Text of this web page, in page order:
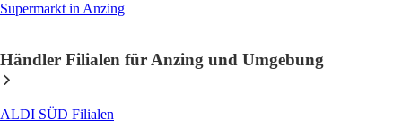
Supermarkt in Anzing
Händler Filialen für Anzing und Umgebung
ALDI SÜD Filialen